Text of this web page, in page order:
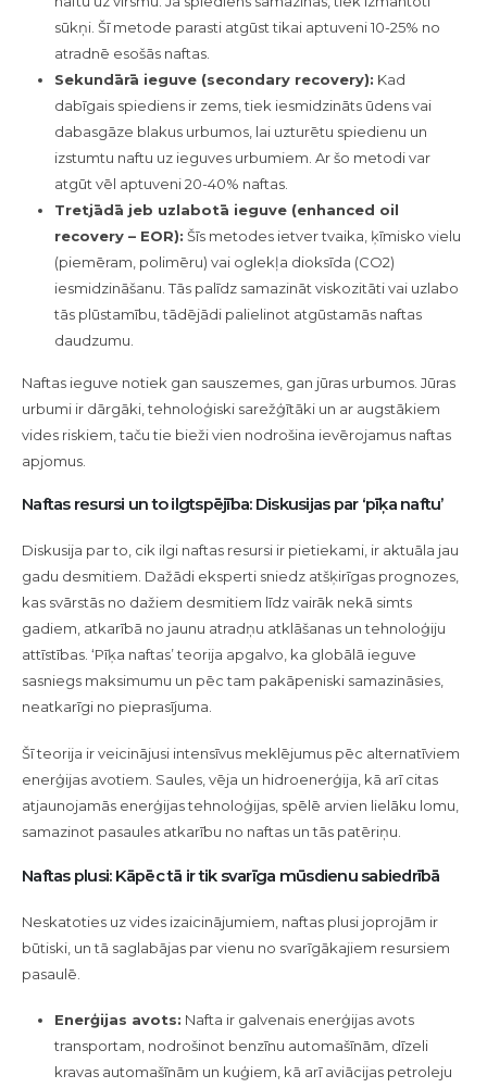
sūkņi. Šī metode parasti atgūst tikai aptuveni 10-25% no
atradnē esošās naftas.
Sekundārā ieguve (secondary recovery): Kad
dabīgais spiediens ir zems, tiek iesmidzināts ūdens vai
dabasgāze blakus urbumos, lai uzturētu spiedienu un
izstumtu naftu uz ieguves urbumiem. Ar šo metodi var
atgūt vēl aptuveni 20-40% naftas.
Tretjādā jeb uzlabotā ieguve (enhanced oil
recovery – EOR): Šīs metodes ietver tvaika, ķīmisko vielu
(piemēram, polimēru) vai oglekļa dioksīda (CO2)
iesmidzināšanu. Tās palīdz samazināt viskozitāti vai uzlabo
tās plūstamību, tādējādi palielinot atgūstamās naftas
daudzumu.
Naftas ieguve notiek gan sauszemes, gan jūras urbumos. Jūras
urbumi ir dārgāki, tehnoloģiski sarežģītāki un ar augstākiem
vides riskiem, taču tie bieži vien nodrošina ievērojamus naftas
apjomus.
Naftas resursi un to ilgtspējība: Diskusijas par ‘pīķa naftu’
Diskusija par to, cik ilgi naftas resursi ir pietiekami, ir aktuāla jau
gadu desmitiem. Dažādi eksperti sniedz atšķirīgas prognozes,
kas svārstās no dažiem desmitiem līdz vairāk nekā simts
gadiem, atkarībā no jaunu atradņu atklāšanas un tehnoloģiju
attīstības. ‘Pīķa naftas’ teorija apgalvo, ka globālā ieguve
sasniegs maksimumu un pēc tam pakāpeniski samazināsies,
neatkarīgi no pieprasījuma.
Šī teorija ir veicinājusi intensīvus meklējumus pēc alternatīviem
enerģijas avotiem. Saules, vēja un hidroenerģija, kā arī citas
atjaunojamās enerģijas tehnoloģijas, spēlē arvien lielāku lomu,
samazinot pasaules atkarību no naftas un tās patēriņu.
Naftas plusi: Kāpēc tā ir tik svarīga mūsdienu sabiedrībā
Neskatoties uz vides izaicinājumiem, naftas plusi joprojām ir
būtiski, un tā saglabājas par vienu no svarīgākajiem resursiem
pasaulē.
Enerģijas avots: Nafta ir galvenais enerģijas avots
transportam, nodrošinot benzīnu automašīnām, dīzeli
kravas automašīnām un kuģiem, kā arī aviācijas petroleju